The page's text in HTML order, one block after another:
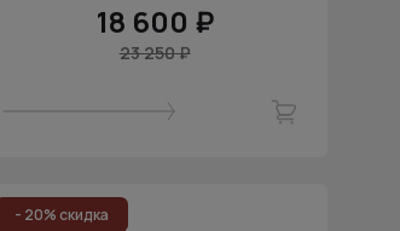
18 600 ₽
23 250 ₽
- 20% скидка